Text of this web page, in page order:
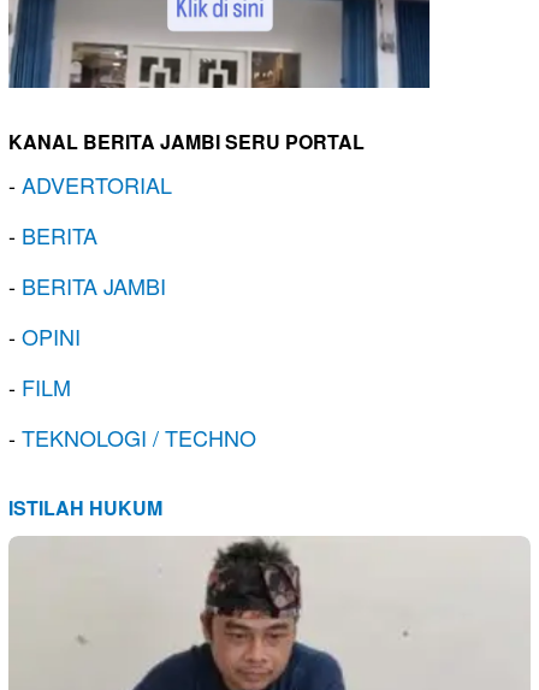
KANAL BERITA JAMBI SERU PORTAL
-ADVERTORIAL
- BERITA
- BERITA JAMBI
-OPINI
- FILM
-TEKNOLOGI / TECHNO
ISTILAH HUKUM